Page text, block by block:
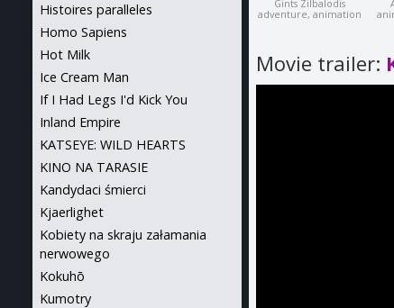
Gints Zilbalodis
adventure, animation
Movie trailer:
Histoires paralleles
Homo Sapiens
Hot Milk
Ice Cream Man
If I Had Legs I'd Kick You
Inland Empire
KATSEYE: WILD HEARTS
KINO NA TARASIE
Kandydaci śmierci
Kjaerlighet
Kobiety na skraju załamania
nerwowego
Kokuhō
Kumotry